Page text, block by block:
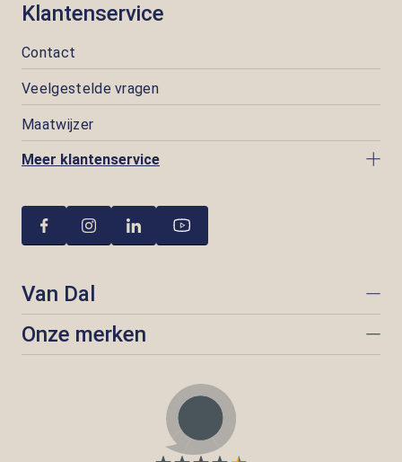
Klantenservice
Contact
Veelgestelde vragen
Maatwijzer
Meer klantenservice
Van Dal
Onze merken